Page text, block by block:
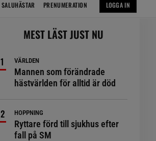
SALUHÄSTAR PRENUMERATION LOGGA IN
MEST LÄST JUST NU
VÄRLDEN
Mannen som förändrade
hästvärlden för alltid är död
HOPPNING
Ryttare förd till sjukhus efter
fall på SM